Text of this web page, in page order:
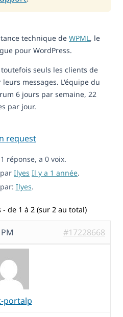
technique de WPML, le
pour WordPress.
seuls les clients de
messages. L'équipe du
6 jours par semaine, 22
par jour.
request
réponse, a 0 voix.
Ilyes Il y a 1 année.
Ilyes.
de 1 à 2 (sur 2 au total)
#17228668
portalp